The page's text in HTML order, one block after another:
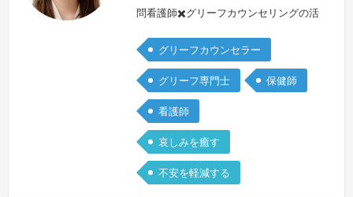
問看護師✖️グリーフカウンセリングの活
当時4歳の娘に小児がんが見つかり、8
か月の闘病を経て旅立ちました。私は
「ママ」としてではなく、自分の心に麻
酔をして「看護師」として娘の闘病と向
き合い、娘を看取りました。<グリーフ
ケアとの出会い>死別後も哀しみに打ち
ひしがれる自分を許すことができず、…
グリーフカウンセラー
グリーフ専門士 保健師
看護師
哀しみを癒す
不安を軽減する